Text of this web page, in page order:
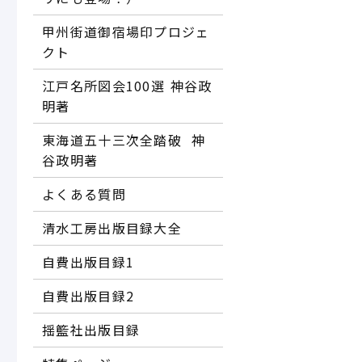
甲州街道御宿場印プロジェ
クト
江戸名所図会100選―― 神谷政
明著
東海道五十三次全踏破 ―― 神
谷政明著
よくある質問
清水工房出版目録大全
自費出版目録1
自費出版目録2
揺籃社出版目録